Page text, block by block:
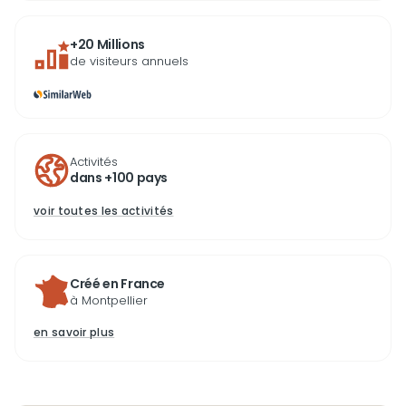
+20 Millions
de visiteurs annuels
Activités
dans +100 pays
voir toutes les activités
Créé en France
à Montpellier
en savoir plus